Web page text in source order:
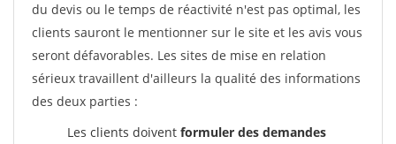
du devis ou le temps de réactivité n'est pas optimal, les
clients sauront le mentionner sur le site et les avis vous
seront défavorables. Les sites de mise en relation
sérieux travaillent d'ailleurs la qualité des informations
des deux parties :
Les clients doivent formuler des demandes